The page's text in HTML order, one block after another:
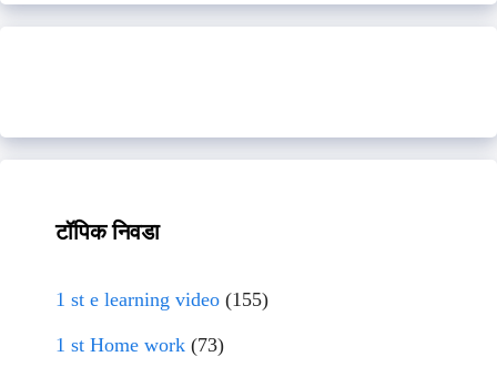
टॉपिक निवडा
1 st e learning video (155)
1 st Home work (73)